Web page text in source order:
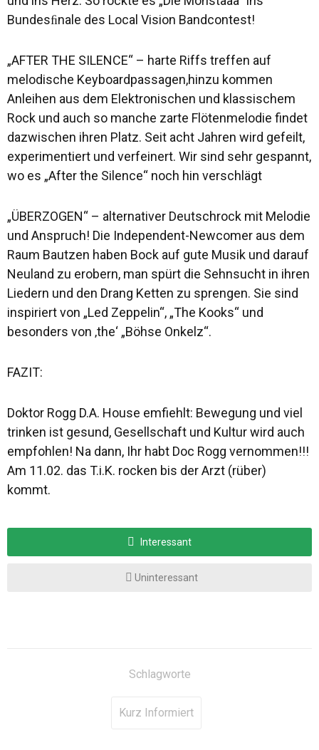
Bundesﬁnale des Local Vision Bandcontest!
„AFTER THE SILENCE“ – harte Riffs treffen auf
melodische Keyboardpassagen,hinzu kommen
Anleihen aus dem Elektronischen und klassischem
Rock und auch so manche zarte Flötenmelodie findet
dazwischen ihren Platz. Seit acht Jahren wird gefeilt,
experimentiert und verfeinert. Wir sind sehr gespannt,
wo es „After the Silence“ noch hin verschlägt
„ÜBERZOGEN“ – alternativer Deutschrock mit Melodie
und Anspruch! Die Independent-Newcomer aus dem
Raum Bautzen haben Bock auf gute Musik und darauf
Neuland zu erobern, man spürt die Sehnsucht in ihren
Liedern und den Drang Ketten zu sprengen. Sie sind
inspiriert von „Led Zeppelin“, „The Kooks“ und
besonders von ‚the‘ „Böhse Onkelz“.
FAZIT:
Doktor Rogg D.A. House emfiehlt: Bewegung und viel
trinken ist gesund, Gesellschaft und Kultur wird auch
empfohlen! Na dann, Ihr habt Doc Rogg vernommen!!!
Am 11.02. das T.i.K. rocken bis der Arzt (rüber)
kommt.
Interessant
Uninteressant
Schlagworte
Kurz Informiert